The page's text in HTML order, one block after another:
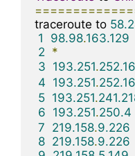
traceroute to
1
98.98.163.129
2 *
3 193.251.
4 193.251.
5 193.251.
6 193.251.250.4
7 219.158.9.226
8 219.158.9.226